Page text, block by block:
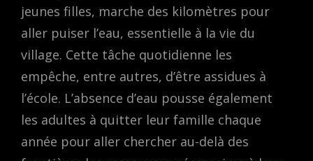
jeunes filles, marche des kilomètres pour
aller puiser l’eau, essentielle à la vie du
village. Cette tâche quotidienne les
empêche, entre autres, d’être assidues à
l’école. L’absence d’eau pousse également
les adultes à quitter leur famille chaque
année pour aller chercher au-delà des